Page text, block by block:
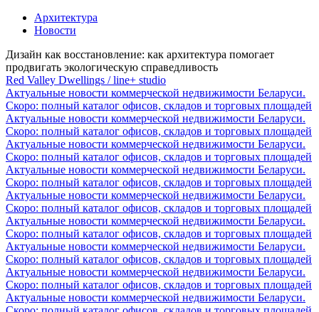
Архитектура
Новости
Дизайн как восстановление: как архитектура помогает
продвигать экологическую справедливость
Red Valley Dwellings / line+ studio
Актуальные новости коммерческой недвижимости Беларуси.
Скоро: полный каталог офисов, складов и торговых площадей
Актуальные новости коммерческой недвижимости Беларуси.
Скоро: полный каталог офисов, складов и торговых площадей
Актуальные новости коммерческой недвижимости Беларуси.
Скоро: полный каталог офисов, складов и торговых площадей
Актуальные новости коммерческой недвижимости Беларуси.
Скоро: полный каталог офисов, складов и торговых площадей
Актуальные новости коммерческой недвижимости Беларуси.
Скоро: полный каталог офисов, складов и торговых площадей
Актуальные новости коммерческой недвижимости Беларуси.
Скоро: полный каталог офисов, складов и торговых площадей
Актуальные новости коммерческой недвижимости Беларуси.
Скоро: полный каталог офисов, складов и торговых площадей
Актуальные новости коммерческой недвижимости Беларуси.
Скоро: полный каталог офисов, складов и торговых площадей
Актуальные новости коммерческой недвижимости Беларуси.